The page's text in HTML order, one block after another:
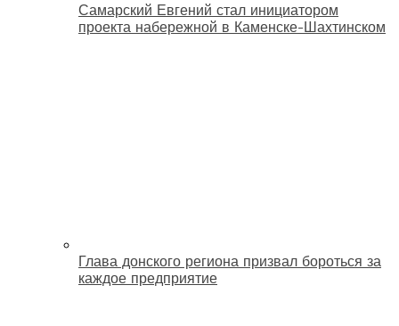
Самарский Евгений стал инициатором
проекта набережной в Каменске-Шахтинском
Глава донского региона призвал бороться за
каждое предприятие